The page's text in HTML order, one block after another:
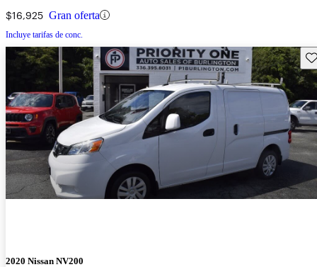
$16,925 Gran oferta
Incluye tarifas de conc.
2020 Nissan NV200